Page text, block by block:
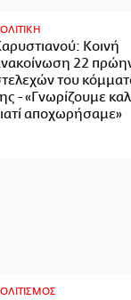
Κοινή
22
του
- «Γνωρίζουμε
αποχωρήσαμε»